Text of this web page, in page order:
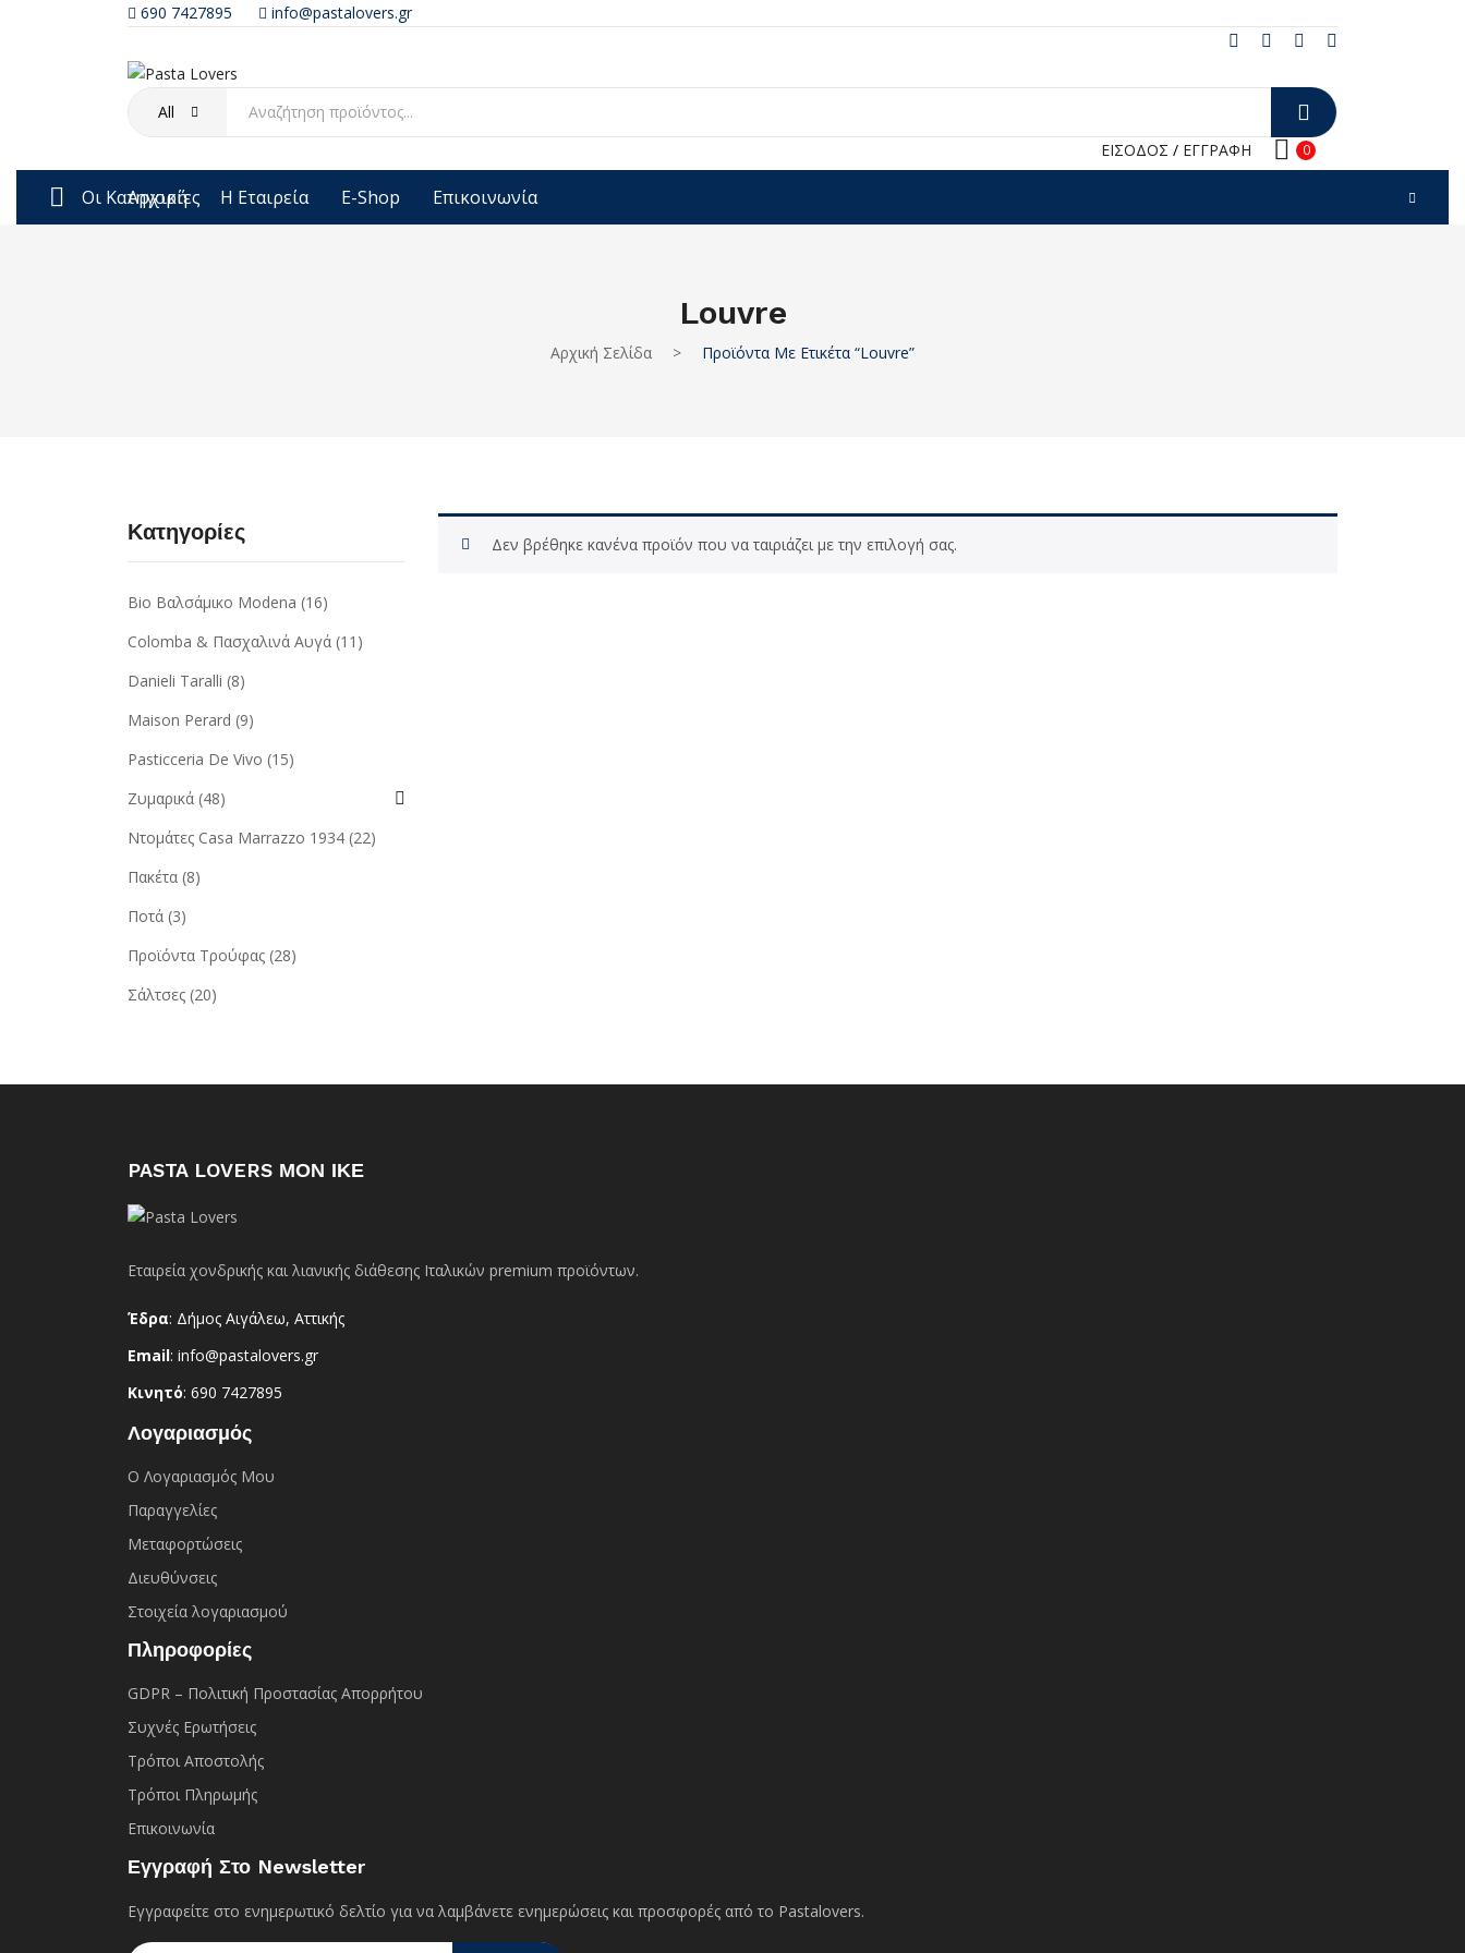
690 7427895 info@pastalovers.gr
All
ΕΙΣΟΔΟΣ / ΕΓΓΡΑΦΗ 0
Οι Κατηγορίες
Αρχική Η Εταιρεία E-Shop Επικοινωνία
Louvre
Αρχική Σελίδα > Προϊόντα Με Ετικέτα “Louvre”
Δεν βρέθηκε κανένα προϊόν που να ταιριάζει με την επιλογή σας.
Κατηγορίες
Bio Βαλσάμικο Modena (16)
Colomba & Πασχαλινά Αυγά (11)
Danieli Taralli (8)
Maison Perard (9)
Pasticceria De Vivo (15)
Ζυμαρικά (48)
Ντομάτες Casa Marrazzo 1934 (22)
Πακέτα (8)
Ποτά (3)
Προϊόντα Τρούφας (28)
Σάλτσες (20)
PASTA LOVERS ΜΟΝ ΙΚΕ
Εταιρεία χονδρικής και λιανικής διάθεσης Ιταλικών premium προϊόντων.
Έδρα: Δήμος Αιγάλεω, Αττικής
Email: info@pastalovers.gr
Κινητό: 690 7427895
Λογαριασμός
Ο Λογαριασμός Μου
Παραγγελίες
Μεταφορτώσεις
Διευθύνσεις
Στοιχεία λογαριασμού
Πληροφορίες
GDPR – Πολιτική Προστασίας Απορρήτου
Συχνές Eρωτήσεις
Τρόποι Αποστολής
Τρόποι Πληρωμής
Επικοινωνία
Εγγραφή Στο Newsletter
Εγγραφείτε στο ενημερωτικό δελτίο για να λαμβάνετε ενημερώσεις και προσφορές από το Pastalovers.